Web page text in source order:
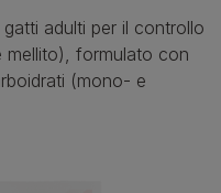
adulti per il controllo
mellito), formulato con
(mono- e